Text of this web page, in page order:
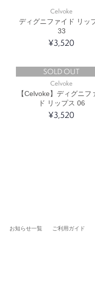
Celvoke
ディグニファイド リッ
33
¥3,520
SOLD OUT
Celvoke
【Celvoke】ディグニフ
ド リップス 06
¥3,520
お知らせ一覧 ご利用ガイド